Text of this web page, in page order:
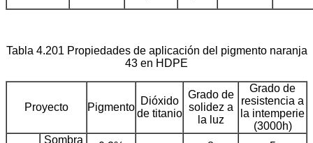
Tabla 4.201 Propiedades de aplicación del pigmento naranja
43 en HDPE
Proyecto Pigmento
Dióxido
de titanio
Grado de
solidez a
la luz
Grado de
resistencia a
la intemperie
(3000h)
Sombra